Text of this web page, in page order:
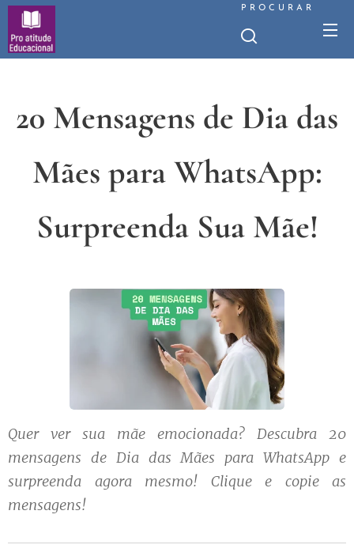
PROCURAR
20 Mensagens de Dia das
Mães para WhatsApp:
Surpreenda Sua Mãe!
Quer ver sua mãe emocionada? Descubra 20
mensagens de Dia das Mães para WhatsApp e
surpreenda agora mesmo! Clique e copie as
mensagens!